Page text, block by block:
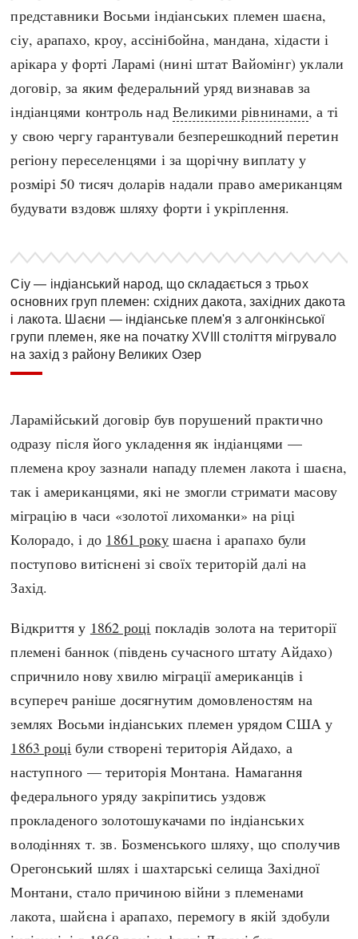
Регіони
Австралія
Азія
Америка
А(нта)рктика
Африка
Європа
Індекси
Нові статті
Популярні статті
Всі статті
Визначальні події
#Хештеги
Автори
представники Восьми індіанських племен шаєна,
сіу, арапахо, кроу, ассінібойна, мандана, хідасти і
арікара у форті Ларамі (нині штат Вайомінг) уклали
договір, за яким федеральний уряд визнавав за
індіанцями контроль надВеликими рівнинами, а ті
у свою чергу гарантували безперешкодний перетин
регіону переселенцями і за щорічну виплату у
розмірі 50 тисяч доларів надали право американцям
будувати вздовж шляху форти і укріплення.
Сіу — індіанський народ, що складається з трьох
основних груп племен: східних дакота, західних дакота
і лакота. Шаєни — індіанське плем'я з алгонкінської
групи племен, яке на початку XVIII століття мігрувало
на захід з району Великих Озер
Ларамійський договір був порушений практично
одразу після його укладення як індіанцями —
племена кроу зазнали нападу племен лакота і шаєна,
так і американцями, які не змогли стримати масову
міграцію в часи «золотої лихоманки» на ріці
Колорадо, і до 1861 року шаєна і арапахо були
поступово витіснені зі своїх територій далі на
Захід.
Відкриття у 1862 році покладів золота на території
племені баннок (південь сучасного штату Айдахо)
спричнило нову хвилю міграції американців і
всупереч раніше досягнутим домовленостям на
землях Восьми індіанських племен урядом США у
1863 році були створені територія Айдахо, а
наступного — територія Монтана. Намагання
федерального уряду закріпитись уздовж
прокладеного золотошукачами по індіанських
володіннях т. зв. Бозменського шляху, що сполучив
Орегонський шлях і шахтарські селища Західної
Монтани, стало причиною війни з племенами
лакота, шайєна і арапахо, перемогу в якій здобули